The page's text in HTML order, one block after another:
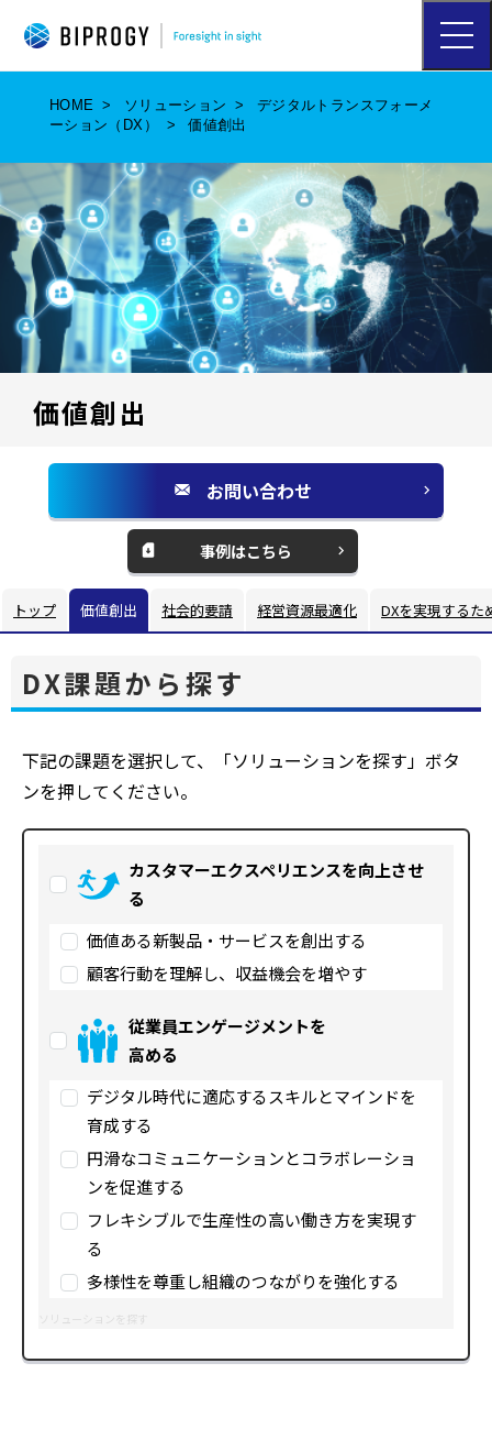
ハ
ン
メ
ニ
ュ
ー
を
開
く
HOME ソリューション
デジタルトランスフォーメ
ーション（DX）
価値創出
価値創出
お問い合わせ
ウ
ィ
ン
ド
く
事例はこちら
トップ 価値創出 社会的要請 経営資源最適化 DXを実現するた
DX課題から探す
下記の課題を選択して、「ソリューションを探す」ボタ
ンを押してください。
カスタマーエクスペリエンスを向上させ
る
価値ある新製品・サービスを創出する
顧客行動を理解し、収益機会を増やす
従業員エンゲージメントを
高める
デジタル時代に適応するスキルとマインドを
育成する
円滑なコミュニケーションとコラボレーショ
ンを促進する
フレキシブルで生産性の高い働き方を実現す
る
多様性を尊重し組織のつながりを強化する
ソリューションを探す